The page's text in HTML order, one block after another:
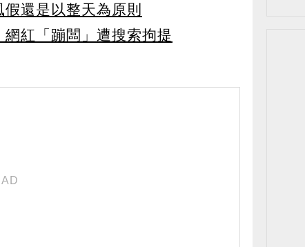
還是以整天為原則
紅「蹦闆」遭搜索拘提